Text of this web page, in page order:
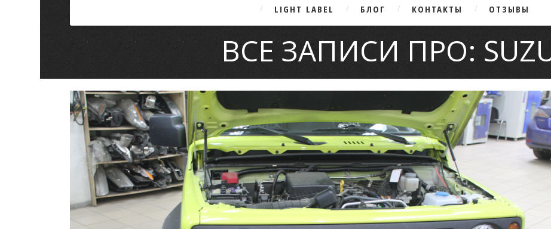
LIGHT LABEL БЛОГ КОНТАКТЫ ОТЗЫВЫ
ВСЕ ЗАПИСИ ПРО: